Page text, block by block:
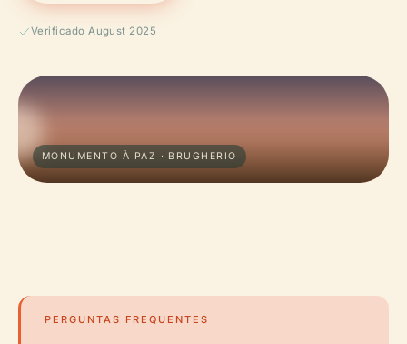
Verificado August 2025
MONUMENTO À PAZ · BRUGHERIO
PERGUNTAS FREQUENTES